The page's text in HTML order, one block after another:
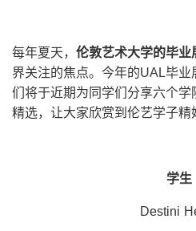
每年夏天， 伦敦艺术大学的毕业
界关注的焦点。今年的UAL毕
们将于近期为同学们分享六个
精选，让大家欣赏到伦艺学子精
学生
Destini